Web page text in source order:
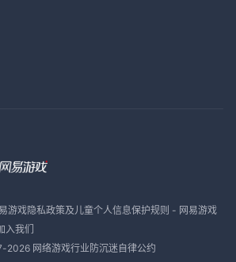
游戏隐私政策及儿童个人信息保护规则 - 网易游戏
入我们
2026 网络游戏行业防沉迷自律公约